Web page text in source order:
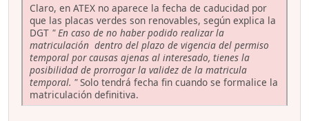
Claro, en ATEX no aparece la fecha de caducidad por
que las placas verdes son renovables, según explica la
DGT " En caso de no haber podido realizar la
matriculación dentro del plazo de vigencia del permiso
temporal por causas ajenas al interesado, tienes la
posibilidad de prorrogar la validez de la matricula
temporal. "Solo tendrá fecha fin cuando se formalice la
matriculación definitiva.